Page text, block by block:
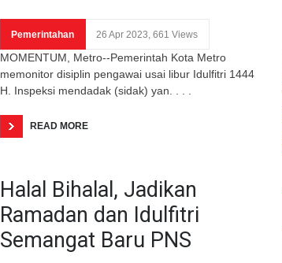
Pemerintahan 26 Apr 2023, 661 Views
MOMENTUM, Metro--Pemerintah Kota Metro
memonitor disiplin pengawai usai libur Idulfitri 1444
H. Inspeksi mendadak (sidak) yan. . . .
READ MORE
Halal Bihalal, Jadikan
Ramadan dan Idulfitri
Semangat Baru PNS